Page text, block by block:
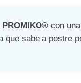
PROMIKO®con una
que sabe a postre